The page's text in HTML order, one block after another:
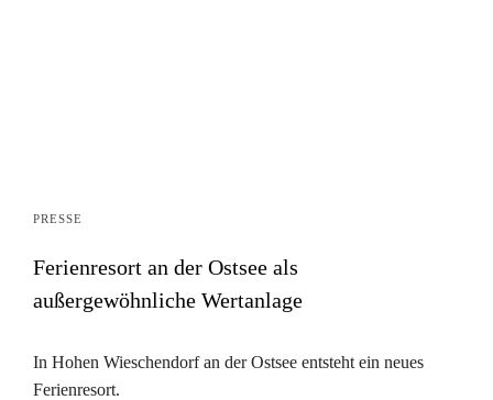
PRESSE
Ferienresort an der Ostsee als
außergewöhnliche Wertanlage
In Hohen Wieschendorf an der Ostsee entsteht ein neues
Ferienresort.